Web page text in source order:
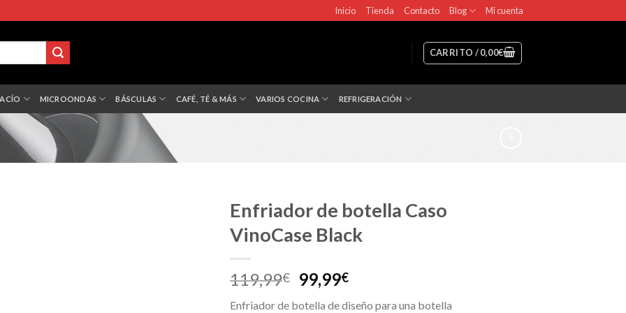
Inicio Tienda Contacto Blog Mi cuenta
CARRITO /0,00€
MICROONDAS BÁSCULAS CAFÉ, TÉ & MÁS VARIOS COCINA REFRIGERACIÓN
Enfriador de botella Caso
VinoCase Black
119,99€
El
precio
99,99€El
Enfriador de botella de diseño para una botella